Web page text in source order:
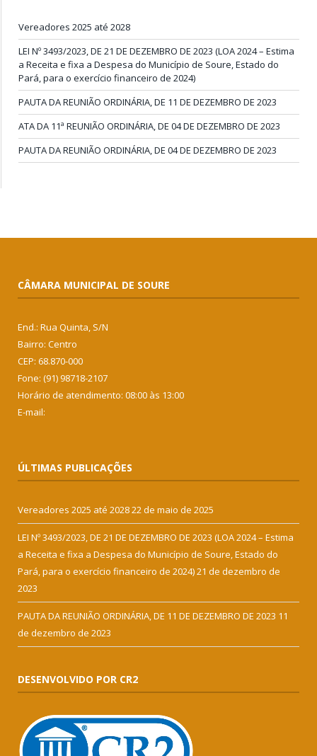
Vereadores 2025 até 2028
LEI Nº 3493/2023, DE 21 DE DEZEMBRO DE 2023 (LOA 2024 – Estima
a Receita e fixa a Despesa do Município de Soure, Estado do
Pará, para o exercício financeiro de 2024)
PAUTA DA REUNIÃO ORDINÁRIA, DE 11 DE DEZEMBRO DE 2023
ATA DA 11ª REUNIÃO ORDINÁRIA, DE 04 DE DEZEMBRO DE 2023
PAUTA DA REUNIÃO ORDINÁRIA, DE 04 DE DEZEMBRO DE 2023
CÂMARA MUNICIPAL DE SOURE
End.: Rua Quinta, S/N
Bairro: Centro
CEP: 68.870-000
Fone: (91) 98718-2107
Horário de atendimento: 08:00 às 13:00
E-mail:
ÚLTIMAS PUBLICAÇÕES
Vereadores 2025 até 202822 de maio de 2025
LEI Nº 3493/2023, DE 21 DE DEZEMBRO DE 2023 (LOA 2024 – Estima
a Receita e fixa a Despesa do Município de Soure, Estado do
Pará, para o exercício financeiro de 2024)21 de dezembro de
2023
PAUTA DA REUNIÃO ORDINÁRIA, DE 11 DE DEZEMBRO DE 2023 11
de dezembro de 2023
DESENVOLVIDO POR CR2